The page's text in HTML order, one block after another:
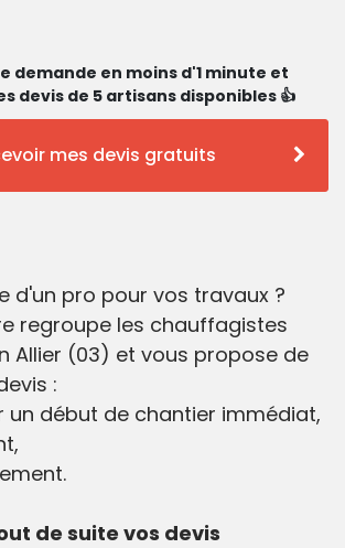
demande en moins d'1 minute et
devis de 5 artisans disponibles 👍
mes devis gratuits
d'un pro pour vos travaux ?
regroupe les chauffagistes
Allier (03) et vous propose de
:
un début de chantier immédiat,
de suite vos devis